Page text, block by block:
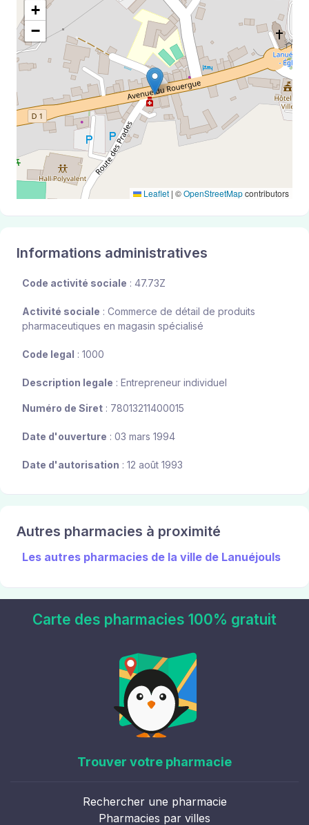
+
−
Leaflet | ©OpenStreetMapcontributors
Informations administratives
Code activité sociale : 47.73Z
Activité sociale : Commerce de détail de produits
pharmaceutiques en magasin spécialisé
Code legal : 1000
Description legale : Entrepreneur individuel
Numéro de Siret : 78013211400015
Date d'ouverture : 03 mars 1994
Date d'autorisation : 12 août 1993
Autres pharmacies à proximité
Les autres pharmacies de la ville de Lanuéjouls
Carte des pharmacies 100% gratuit
Trouver votre pharmacie
Rechercher une pharmacie
Pharmacies par villes